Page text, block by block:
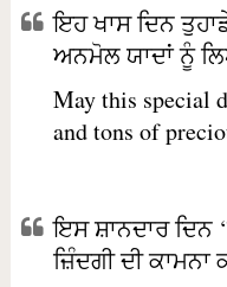
ਇਹ ਖਾਸ ਦਿਨ
ਅਨਮੋਲ ਯਾਦਾਂ ਨੂੰ
May this special
and tons of
ਇਸ ਸ਼ਾਨਦਾਰ
ਜ਼ਿੰਦਗੀ ਦੀ